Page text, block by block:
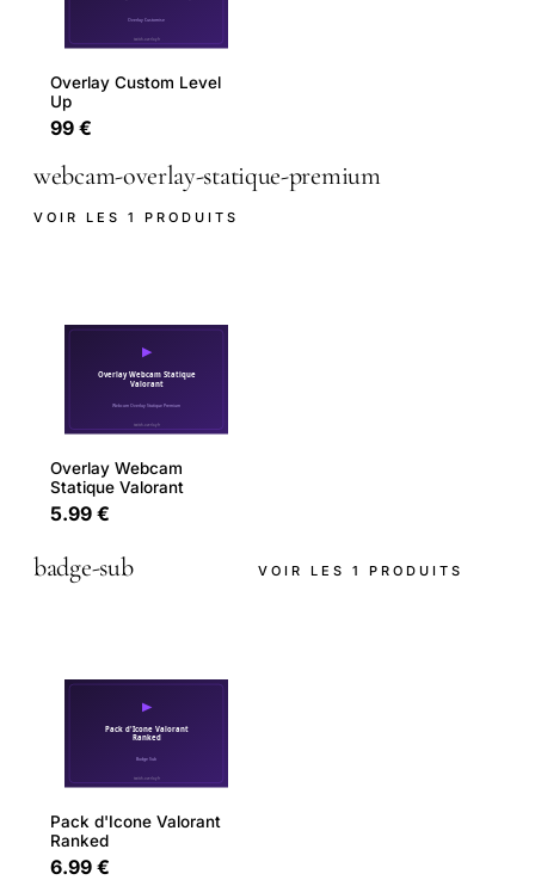
Overlay Custom Level
Up
99 €
webcam-overlay-statique-premium
VOIR LES 1 PRODUITS
Overlay Webcam
Statique Valorant
5.99 €
badge-sub VOIR LES 1 PRODUITS
Pack d'Icone Valorant
Ranked
6.99 €